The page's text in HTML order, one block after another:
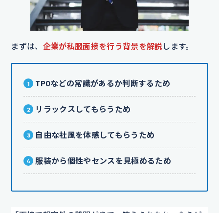
まずは、 企業が私服面接を行う背景を解説 します。
TPOなどの常識があるか判断するため
リラックスしてもらうため
自由な社風を体感してもらうため
服装から個性やセンスを見極めるため